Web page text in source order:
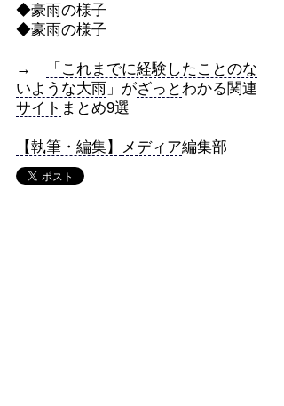
◆豪雨の様子
◆豪雨の様子
→ 「 これまでに経験したことのな
いような大雨」がざっとわかる関連
サイト まとめ9選
【執筆・編集】 メディア編集部